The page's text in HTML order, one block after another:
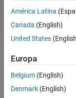
0 likes
Steering
torque
is
América Latina
Canada (English)
United States
Europa
Belgium (English)
Denmark (English)